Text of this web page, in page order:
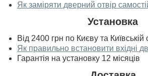
Як заміряти дверний отвір
Установка
Від 2400 грн по Києву та
Як правильно встановити вхідні
Гарантія на установку 12 місяців